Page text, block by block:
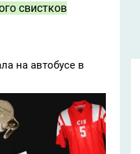
свистков
на автобусе в